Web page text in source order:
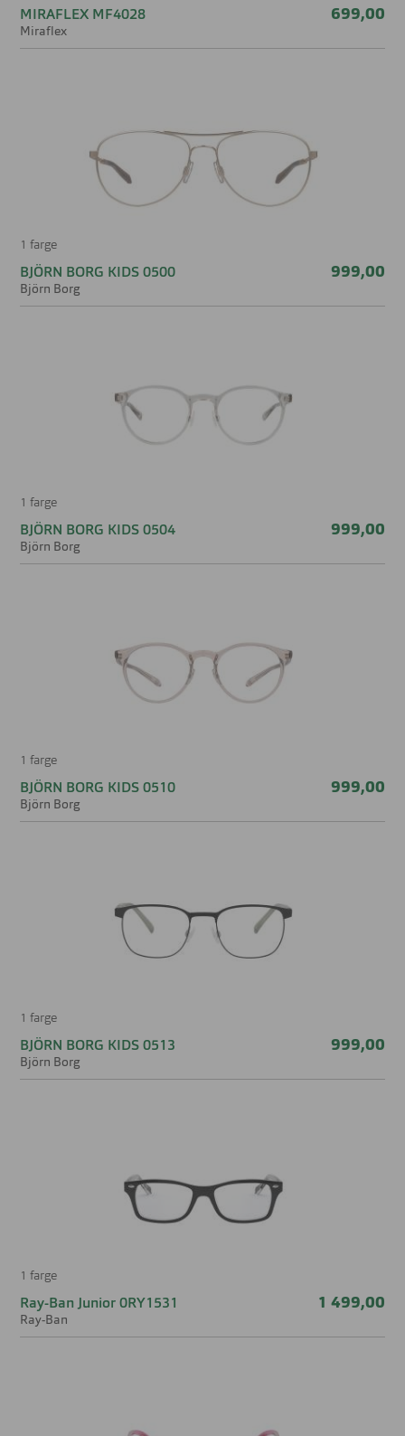
MIRAFLEX MF4028
Miraflex
699,00
1 farge
BJÖRN BORG KIDS 0500
Björn Borg
999,00
1 farge
BJÖRN BORG KIDS 0504
Björn Borg
999,00
1 farge
BJÖRN BORG KIDS 0510
Björn Borg
999,00
1 farge
BJÖRN BORG KIDS 0513
Björn Borg
999,00
1 farge
Ray-Ban Junior 0RY1531
Ray-Ban
1 499,00